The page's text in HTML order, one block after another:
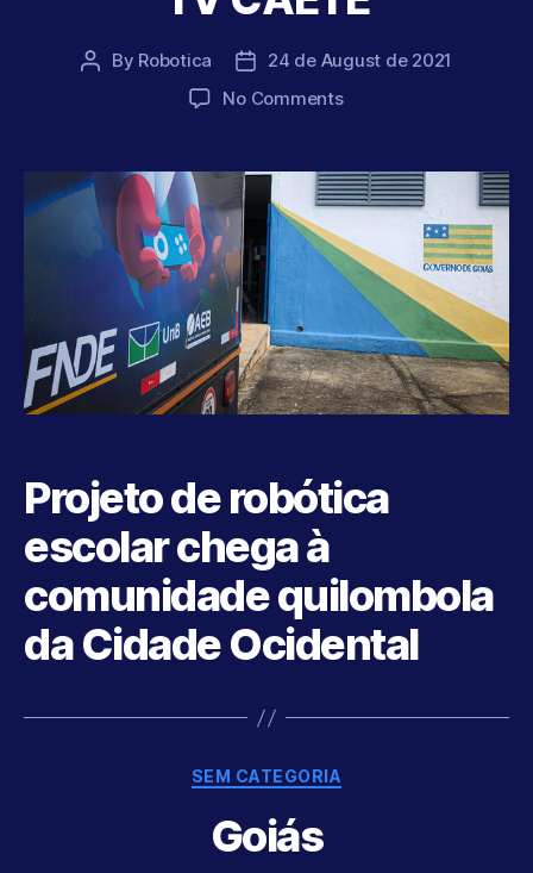
Post
By Robotica
Post
date
24 de August de 2021
No Commentson
Projeto de robótica
escolar chega à
comunidade quilombola
da Cidade Ocidental
Categories
SEM CATEGORIA
Goiás